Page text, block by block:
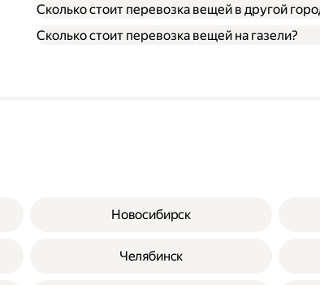
Сколько стоит перевозка вещей в другой
Сколько стоит перевозка вещей на газели?
Новосибирск
Челябинск